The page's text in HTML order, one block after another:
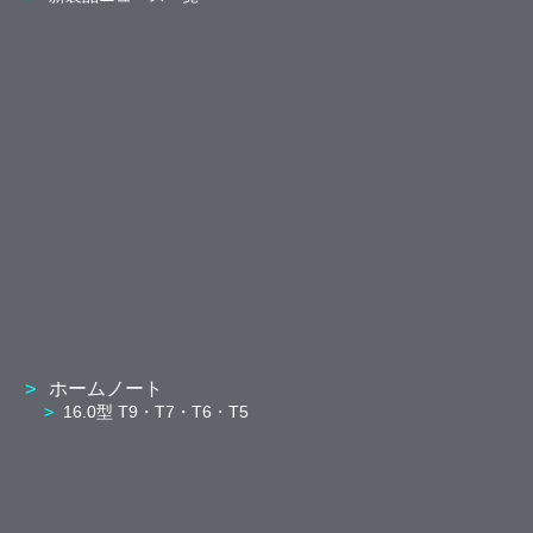
ホームノート
16.0型 T9・T7・T6・T5